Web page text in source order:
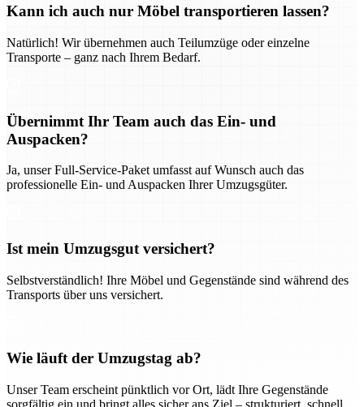
Kann ich auch nur Möbel transportieren lassen?
Natürlich! Wir übernehmen auch Teilumzüge oder einzelne
Transporte – ganz nach Ihrem Bedarf.
Übernimmt Ihr Team auch das Ein- und
Auspacken?
Ja, unser Full-Service-Paket umfasst auf Wunsch auch das
professionelle Ein- und Auspacken Ihrer Umzugsgüter.
Ist mein Umzugsgut versichert?
Selbstverständlich! Ihre Möbel und Gegenstände sind während des
Transports über uns versichert.
Wie läuft der Umzugstag ab?
Unser Team erscheint pünktlich vor Ort, lädt Ihre Gegenstände